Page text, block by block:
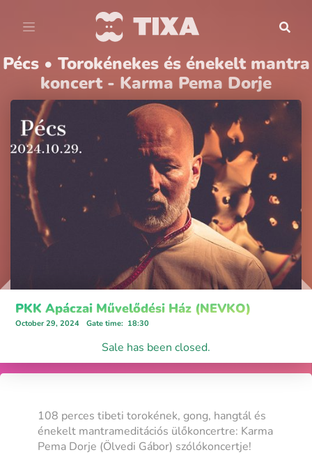
Pécs • Torokénekes és énekelt mantra
koncert - Karma Pema Dorje
PKK Apáczai Művelődési Ház (NEVKO)
October 29, 2024 Gate time: 18:30
Sale has been closed.
108 perces tibeti torokének, gong, hangtál és
énekelt mantrameditációs ülőkoncertre: Karma
Pema Dorje (Ölvedi Gábor) szólókoncertje!